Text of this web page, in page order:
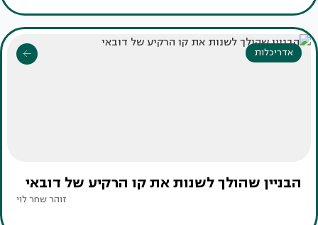
אדריכלות
הבניין שהולך לשנות את קו הרקיע של דובאי
זוהר שחר לוי